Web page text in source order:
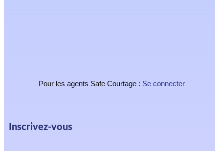
Pour les agents Safe Courtage : Se connecter
Inscrivez-vous